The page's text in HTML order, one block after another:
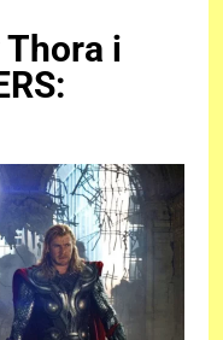
Thora i